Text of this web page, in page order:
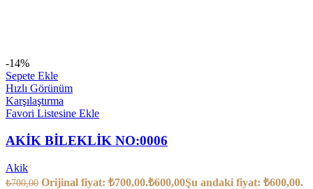
-14%
Sepete Ekle
Hızlı Görünüm
Karşılaştırma
Favori Listesine Ekle
AKİK BİLEKLİK NO:0006
Akik
₺700,00 Orijinal fiyat: ₺700,00.₺600,00Şu andaki fiyat: ₺600,00.